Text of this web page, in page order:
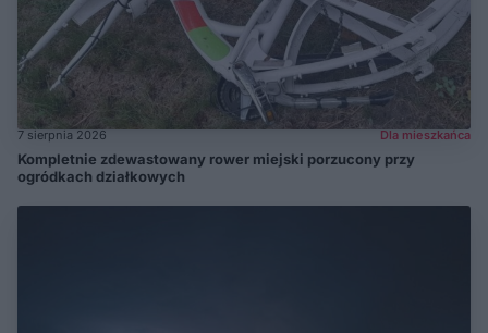
7 sierpnia 2026 Dla mieszkańca
Kompletnie zdewastowany rower miejski porzucony przy
ogródkach działkowych